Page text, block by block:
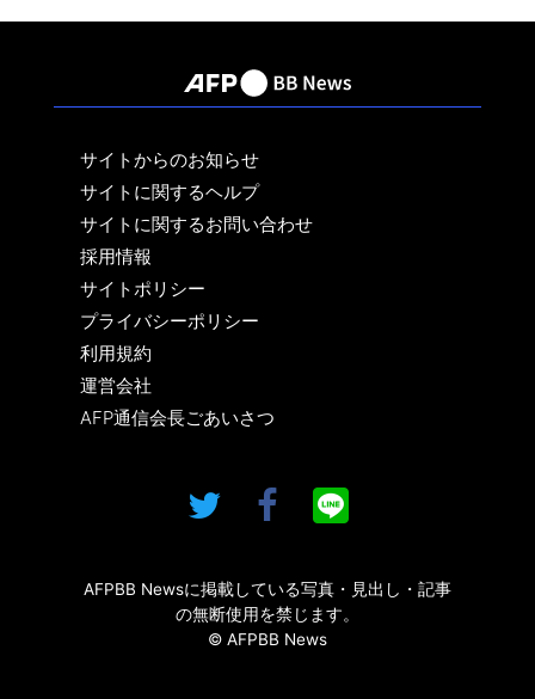
サイトからのお知らせ
サイトに関するヘルプ
サイトに関するお問い合わせ
採用情報
サイトポリシー
プライバシーポリシー
利用規約
運営会社
AFP通信会長ごあいさつ
AFPBB Newsに掲載している写真・見出し・記事
の無断使用を禁じます。
© AFPBB News